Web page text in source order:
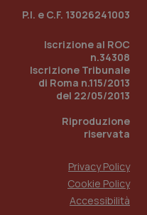
P.I. e C.F. 13026241003
Iscrizione al ROC
n.34308
Iscrizione Tribunale
di Roma n.115/2013
del 22/05/2013
Riproduzione
riservata
Privacy Policy
Cookie Policy
Accessibilità
.quotidianosanita.it
1
mese